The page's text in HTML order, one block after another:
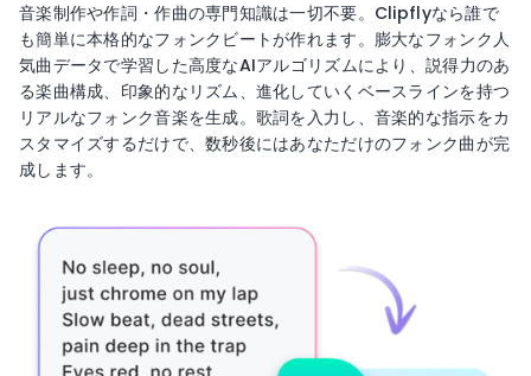
音楽制作や作詞・作曲の専門知識は一切不要。Clipflyなら誰で
も簡単に本格的なフォンクビートが作れます。膨大なフォンク人
気曲データで学習した高度なAIアルゴリズムにより、説得力のあ
る楽曲構成、印象的なリズム、進化していくベースラインを持つ
リアルなフォンク音楽を生成。歌詞を入力し、音楽的な指示をカ
スタマイズするだけで、数秒後にはあなただけのフォンク曲が完
成します。